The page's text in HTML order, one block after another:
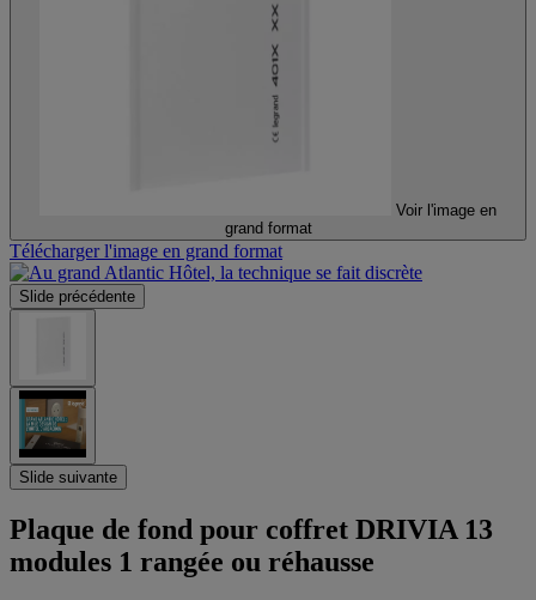
Voir l'image en
grand format
Télécharger l'image en grand format
Slide précédente
Slide suivante
Plaque de fond pour coffret DRIVIA 13
modules 1 rangée ou réhausse